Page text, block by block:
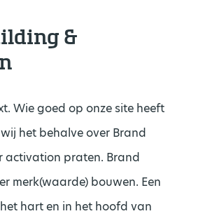
&
Wie goed op onze site heeft
het behalve over Brand
activation praten. Brand
merk(waarde) bouwen. Een
hart en in het hoofd van